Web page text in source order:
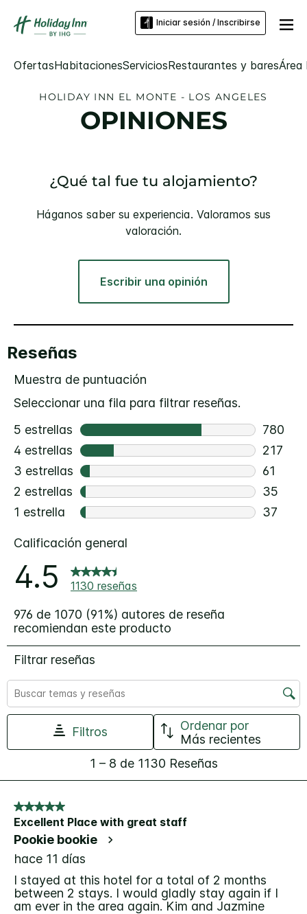
Iniciar sesión / Inscribirse
OfertasHabitacionesServiciosRestaurantes y baresÁrea
HOLIDAY INN EL MONTE - LOS ANGELES
OPINIONES
¿Qué tal fue tu alojamiento?
Háganos saber su experiencia. Valoramos sus
valoración.
Escribir una opinión